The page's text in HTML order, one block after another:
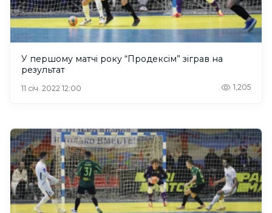
У першому матчі року “Продексім” зіграв на
результат
11 січ. 2022 12:00 1,205